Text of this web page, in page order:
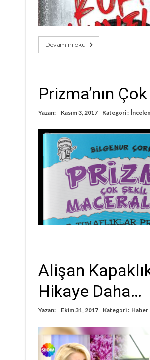
Devamını oku
Prizma’nın
Yazan: Kasım 3, 2017 Kategori :
Alişan
Hikaye Daha…
Yazan: Ekim 31, 2017 Kategori : Haber